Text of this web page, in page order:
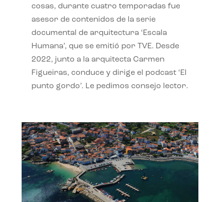
cosas, durante cuatro temporadas fue
asesor de contenidos de la serie
documental de arquitectura ‘Escala
Humana’, que se emitió por TVE. Desde
2022, junto a la arquitecta Carmen
Figueiras, conduce y dirige el podcast ‘El
punto gordo’. Le pedimos consejo lector.